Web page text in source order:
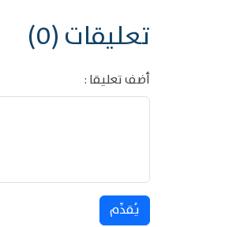
تعليقات (0)
أضف تعليقا :
يُقدِّم